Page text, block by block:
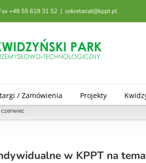
+48 55 619 31 52 | sekretariat@kppt.pl
/ Zamówienia Projekty
czerwiec
w KPPT na